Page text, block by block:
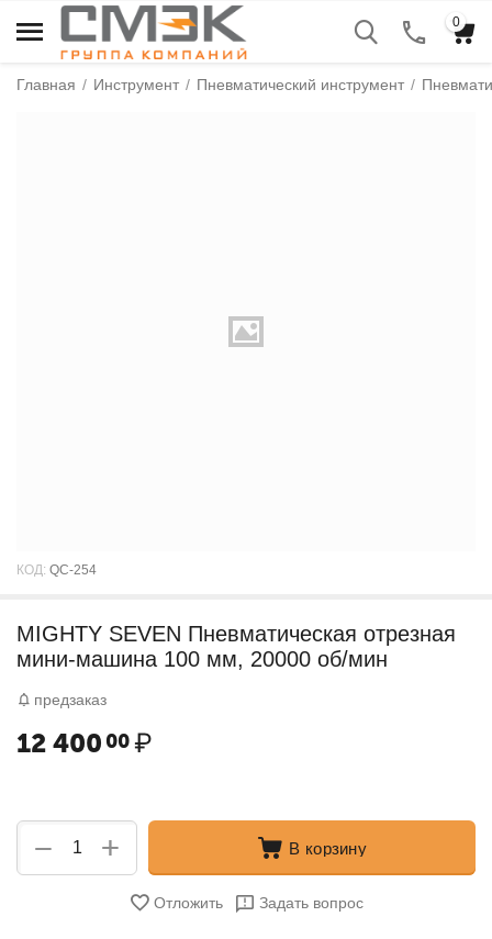
0
Главная / Инструмент / Пневматический инструмент /
КОД: QC-254
MIGHTY SEVEN Пневматическая отрезная
мини-машина 100 мм, 20000 об/мин
предзаказ
12 400 00₽
+
− В корзину
Отложить Задать вопрос